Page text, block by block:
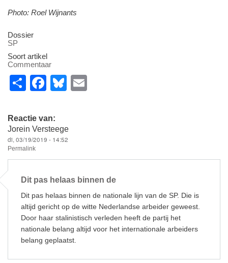
Photo: Roel Wijnants
Dossier
SP
Soort artikel
Commentaar
S
ar
e
F
c
e
b
o
o
k
Bl
sk
y
Reactie van:
Jorein Versteege
di, 03/19/2019 - 14:52
Permalink
Dit pas helaas binnen de
Dit pas helaas binnen de nationale lijn van de SP. Die is
altijd gericht op de witte Nederlandse arbeider geweest.
Door haar stalinistisch verleden heeft de partij het
nationale belang altijd voor het internationale arbeiders
belang geplaatst.